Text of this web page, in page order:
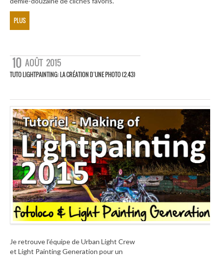
PLUS
10 AOÛT 2015
TUTO LIGHTPAINTING: LA CRÉATION D’UNE PHOTO (2.43)
Je retrouve l’équipe de Urban Light Crew
et Light Painting Generation pour un